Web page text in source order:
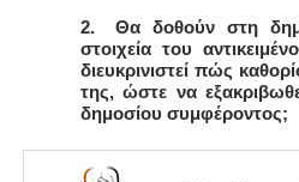
2.
Θα δοθούν στη
στοιχεία του
διευκρινιστεί πώς
της, ώστε να
δημοσίου συμφέροντος;